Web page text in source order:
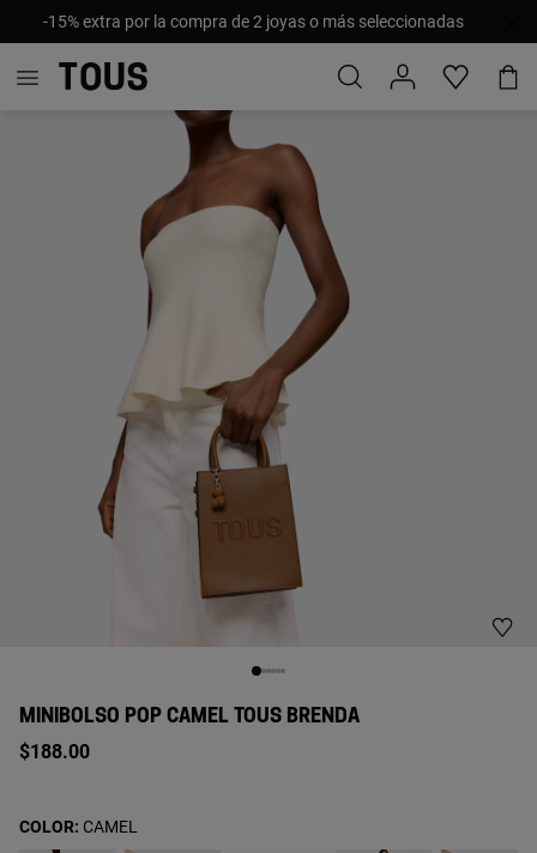
-15% extra por la compra de 2 joyas o más seleccionadas
MINIBOLSO POP CAMEL TOUS BRENDA
$188.00
COLOR: CAMEL